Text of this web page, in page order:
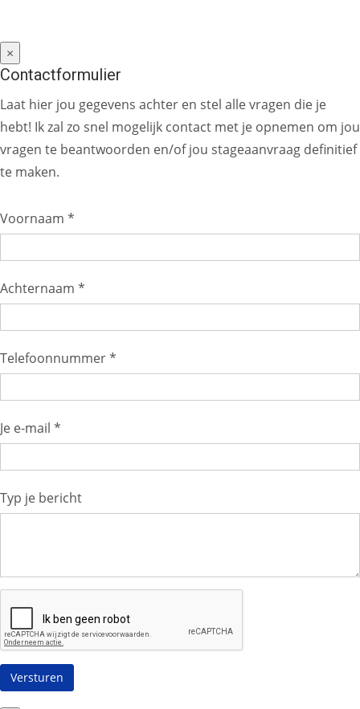
×
Contactformulier
Laat hier jou gegevens achter en stel alle vragen die je
hebt! Ik zal zo snel mogelijk contact met je opnemen om jou
vragen te beantwoorden en/of jou stageaanvraag definitief
te maken.
Voornaam *
Achternaam *
Telefoonnummer *
Je e-mail *
Typ je bericht